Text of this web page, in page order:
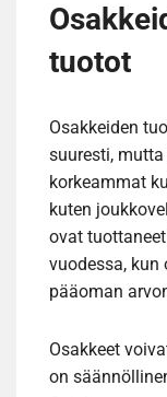
tuotot
Osakkeiden
suuresti,
korkeammat
kuten
ovat
vuodessa,
pääoman
Osakkeet
on